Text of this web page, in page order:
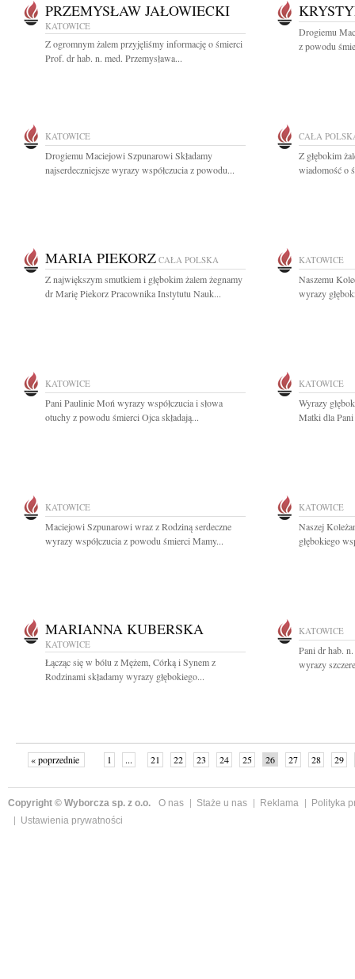
PRZEMYSŁAW JAŁOWIECKI
KATOWICE
Z ogromnym żalem przyjęliśmy informację o śmierci
Prof. dr hab. n. med. Przemysława...
Drogiemu
z powodu
KATOWICE
Drogiemu Maciejowi Szpunarowi Składamy
najserdeczniejsze wyrazy współczucia z powodu...
CAŁA
Z głębokim
wiadomość o
MARIA PIEKORZ CAŁA POLSKA
Z największym smutkiem i głębokim żalem żegnamy
dr Marię Piekorz Pracownika Instytutu Nauk...
KATOWICE
Naszemu
wyrazy
KATOWICE
Pani Paulinie Moń wyrazy współczucia i słowa
otuchy z powodu śmierci Ojca składają...
KATOWICE
Wyrazy
Matki dla
KATOWICE
Maciejowi Szpunarowi wraz z Rodziną serdeczne
wyrazy współczucia z powodu śmierci Mamy...
KATOWICE
Naszej
głębokiego
MARIANNA KUBERSKA
KATOWICE
Łącząc się w bólu z Mężem, Córką i Synem z
Rodzinami składamy wyrazy głębokiego...
KATOWICE
Pani dr hab.
wyrazy
« poprzednie 1 ... 21 22 23 24 25 26 27 28
29
Copyright © Wyborcza sp. z o.o. O nas Staże u nas Reklama
Polityka
Ustawienia prywatności